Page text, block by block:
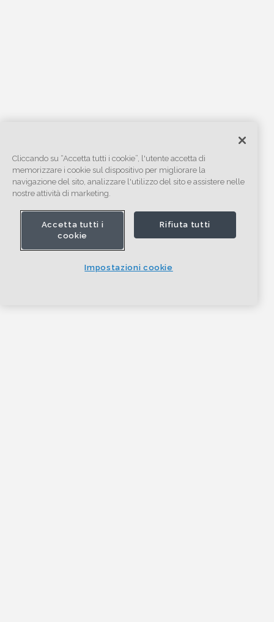
Cliccando su “Accetta tutti i cookie”, l'utente accetta di
memorizzare i cookie sul dispositivo per migliorare la
navigazione del sito, analizzare l'utilizzo del sito e assistere nelle
nostre attività di marketing.
Accetta tutti i
cookie
Rifiuta tutti
Impostazioni cookie